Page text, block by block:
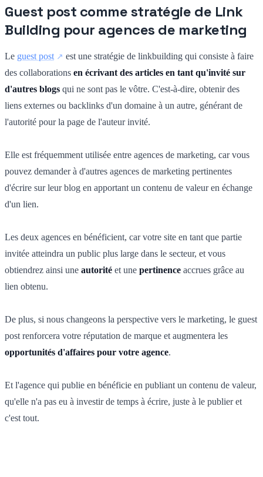
Guest post comme stratégie de Link
Building pour agences de marketing
Le guest post
est une stratégie de linkbuilding qui consiste à faire
des collaborations en écrivant des articles en tant qu'invité sur
d'autres blogs qui ne sont pas le vôtre. C'est-à-dire, obtenir des
liens externes ou backlinks d'un domaine à un autre, générant de
l'autorité pour la page de l'auteur invité.
Elle est fréquemment utilisée entre agences de marketing, car vous
pouvez demander à d'autres agences de marketing pertinentes
d'écrire sur leur blog en apportant un contenu de valeur en échange
d'un lien.
Les deux agences en bénéficient, car votre site en tant que partie
invitée atteindra un public plus large dans le secteur, et vous
obtiendrez ainsi une autorité et une pertinence accrues grâce au
lien obtenu.
De plus, si nous changeons la perspective vers le marketing, le guest
post renforcera votre réputation de marque et augmentera les
opportunités d'affaires pour votre agence.
Et l'agence qui publie en bénéficie en publiant un contenu de valeur,
qu'elle n'a pas eu à investir de temps à écrire, juste à le publier et
c'est tout.